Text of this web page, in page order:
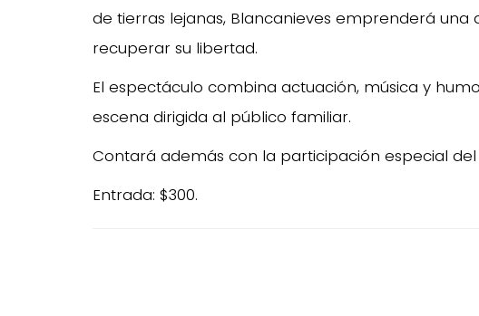
de tierras lejanas, Blancanieves emprenderá una
recuperar su libertad.
El espectáculo combina actuación, música y
escena dirigida al público familiar.
Contará además con la participación especial del
Entrada: $300.